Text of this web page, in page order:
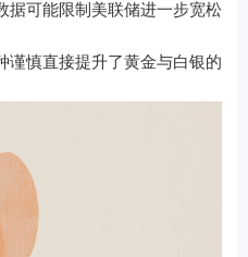
据可能限制美联储进一步宽松
谨慎直接提升了黄金与白银的